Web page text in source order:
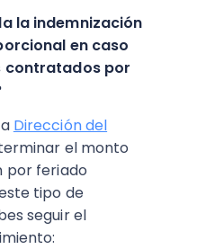
la indemnización
en caso
contratados por
Dirección del
el monto
por feriado
tipo de
seguir el